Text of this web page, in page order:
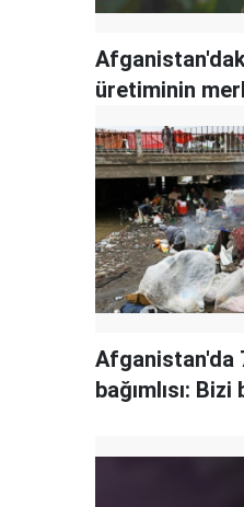
üretiminin
Afganistan'da
bağımlısı: